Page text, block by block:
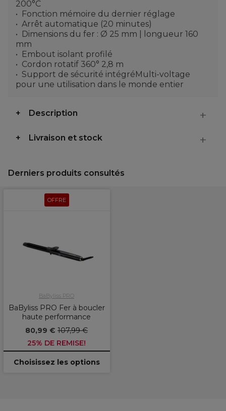
200°C
Fonction mémoire du dernier réglage
Arrêt automatique (20 minutes)
Dimensions du fer : Ø 25 mm | longueur 160
mm
Embout isolant profilé
Cordon rotatif 360° 2,8 m
Support de sécurité intégréMulti-voltage
pour une utilisation dans le monde entier
Description
Livraison et stock
Derniers produits consultés
OFFRE
BaByliss PRO
BaByliss PRO Fer à boucler
haute performance
80,99 € 107,99 €
25% DE REMISE!
Choisissez les options